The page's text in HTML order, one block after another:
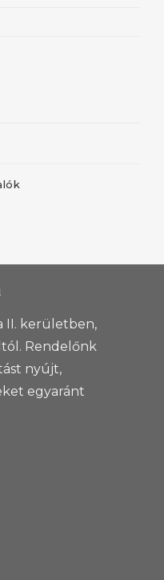
II. kerületben,
Rendelőnk
nyújt,
egyaránt